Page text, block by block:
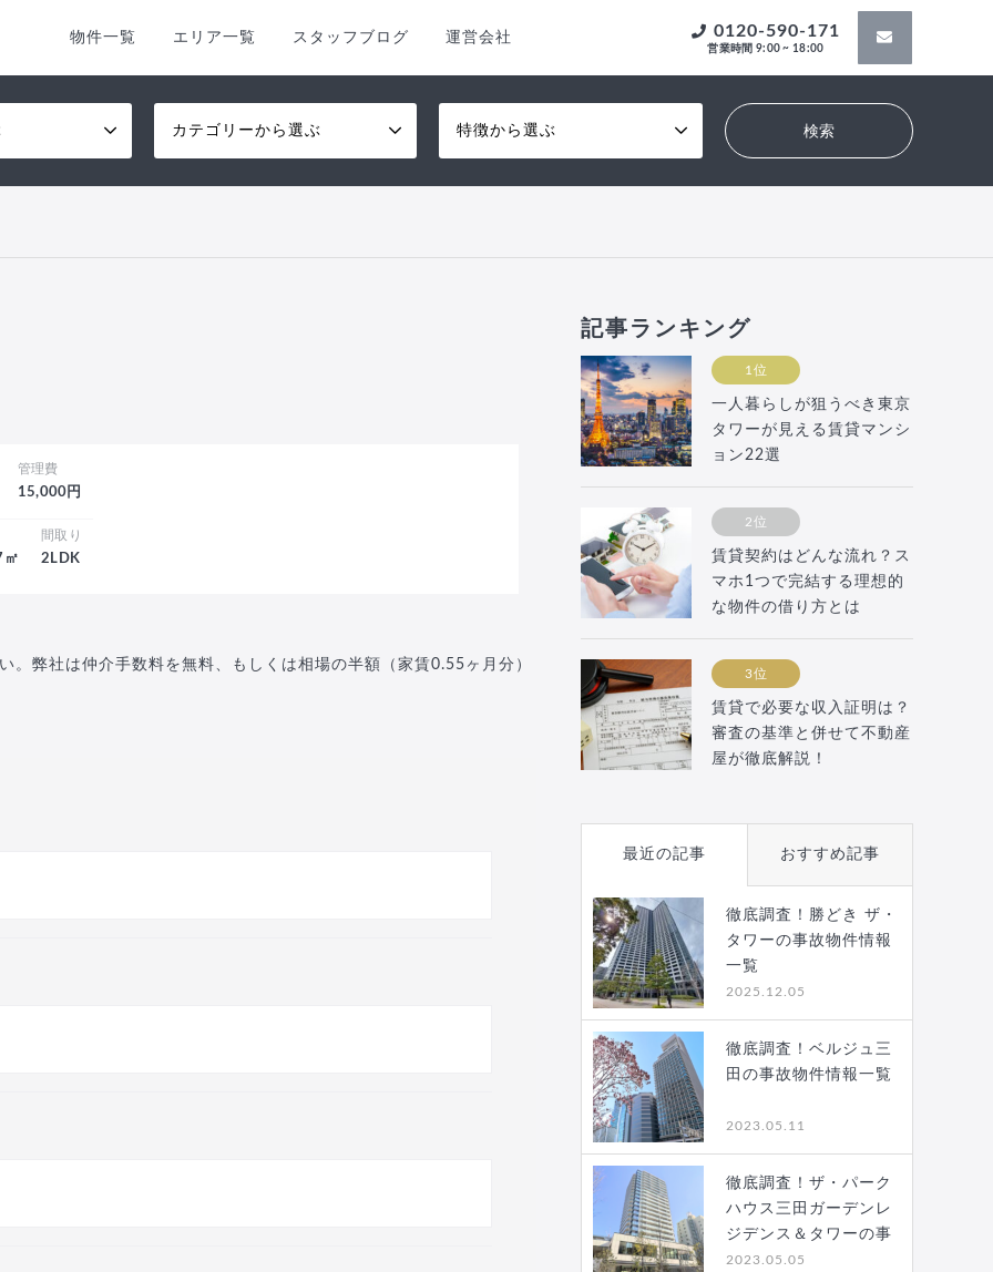
物件一覧 エリア一覧 スタッフブログ 運営会社 0120-590-171
営業時間 9:00 ~ 18:00
カテゴリーから選ぶ 特徴から選ぶ
管理費
15,000円
㎡
間取り
2LDK
。弊社は仲介手数料を無料、もしくは相場の半額（家賃0.55ヶ月分）
記事ランキング
1位
一人暮らしが狙うべき東京
タワーが見える賃貸マンシ
ョン22選
2位
賃貸契約はどんな流れ？ス
マホ1つで完結する理想的
な物件の借り方とは
3位
賃貸で必要な収入証明は？
審査の基準と併せて不動産
屋が徹底解説！
最近の記事 おすすめ記事
徹底調査！勝どき ザ・
タワーの事故物件情報
一覧
2025.12.05
徹底調査！ベルジュ三
田の事故物件情報一覧
2023.05.11
徹底調査！ザ・パーク
ハウス三田ガーデンレ
ジデンス＆タワーの事
故…
2023.05.05